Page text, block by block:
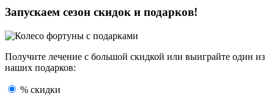
Запускаем сезон скидок и подарков!
Получите лечение с большой скидкой или выиграйте один из
наших подарков:
% скидки